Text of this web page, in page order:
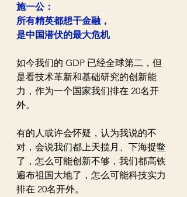
施一公：
所有精英都想干金融，
是中国潜伏的最大危机
如今我们的 GDP 已经全球第二，但
是看技术革新和基础研究的创新能
力，作为一个国家我们排在 20名开
外。
有的人或许会怀疑，认为我说的不
对，会说我们都上天揽月、下海捉鳖
了，怎么可能创新不够，我们都高铁
遍布祖国大地了，怎么可能科技实力
排在 20名开外。